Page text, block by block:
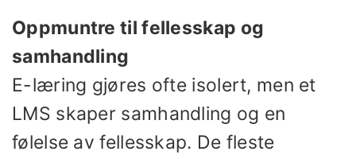
Oppmuntre til fellesskap og
samhandling
E-læring gjøres ofte isolert, men et
LMS skaper samhandling og en
følelse av fellesskap. De fleste